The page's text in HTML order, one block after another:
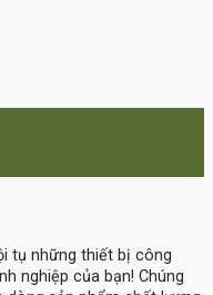
tụ những thiết bị công
nghiệp của bạn! Chúng